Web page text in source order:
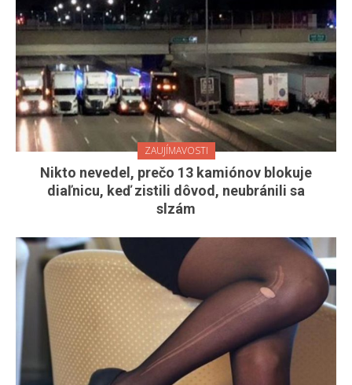
ZAUJÍMAVOSTI
Nikto nevedel, prečo 13 kamiónov blokuje
diaľnicu, keď zistili dôvod, neubránili sa
slzám